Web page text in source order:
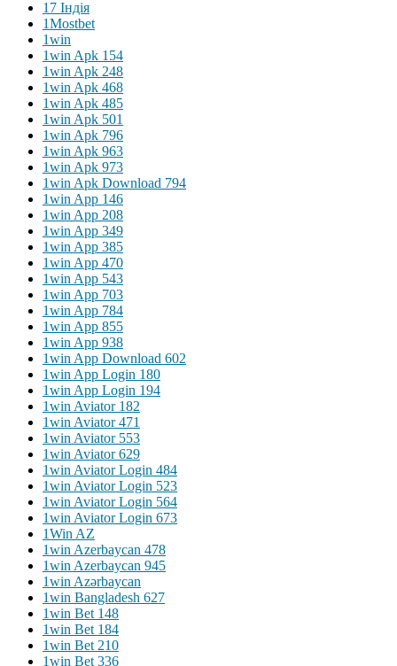
17 Індія
1Mostbet
1win
1win Apk 154
1win Apk 248
1win Apk 468
1win Apk 485
1win Apk 501
1win Apk 796
1win Apk 963
1win Apk 973
1win Apk Download 794
1win App 146
1win App 208
1win App 349
1win App 385
1win App 470
1win App 543
1win App 703
1win App 784
1win App 855
1win App 938
1win App Download 602
1win App Login 180
1win App Login 194
1win Aviator 182
1win Aviator 471
1win Aviator 553
1win Aviator 629
1win Aviator Login 484
1win Aviator Login 523
1win Aviator Login 564
1win Aviator Login 673
1Win AZ
1win Azerbaycan 478
1win Azerbaycan 945
1win Azərbaycan
1win Bangladesh 627
1win Bet 148
1win Bet 184
1win Bet 210
1win Bet 336